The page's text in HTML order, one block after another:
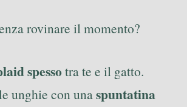
rovinare il momento?
spessotra te e il gatto.
unghie con unaspuntatina